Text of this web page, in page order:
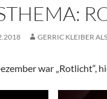
GERRIC KLEIBER
war „Rotlicht“,